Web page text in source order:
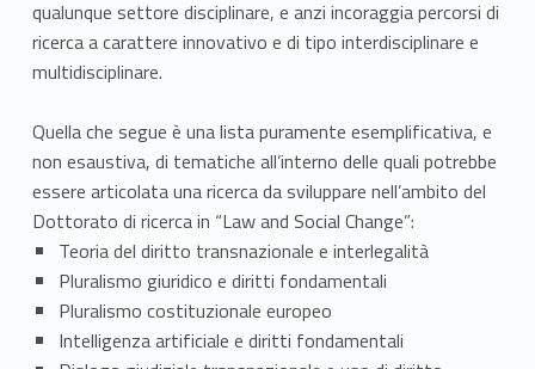
n
a
z
i
o
n
a
qualunque settore disciplinare, e anzi incoraggia percorsi di
ricerca a carattere innovativo e di tipo interdisciplinare e
multidisciplinare.
Quella che segue è una lista puramente esemplificativa, e
non esaustiva, di tematiche all’interno delle quali potrebbe
essere articolata una ricerca da sviluppare nell’ambito del
Dottorato di ricerca in “Law and Social Change”:
Teoria del diritto transnazionale e interlegalità
Pluralismo giuridico e diritti fondamentali
Pluralismo costituzionale europeo
Intelligenza artificiale e diritti fondamentali